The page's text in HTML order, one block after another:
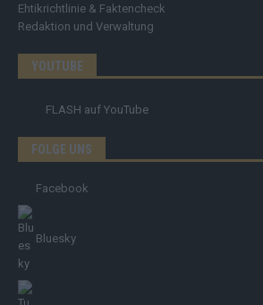
Ehtikrichtlinie & Faktencheck
Redaktion und Verwaltung
YOUTUBE
FLASH auf YouTube
FOLGE UNS
Facebook
Bluesky